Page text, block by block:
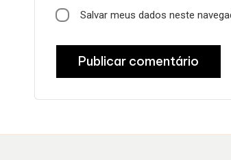
Salvar meus dados neste